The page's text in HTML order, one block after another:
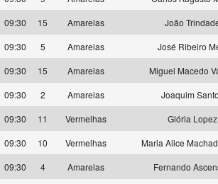
09:30
15 Amarelas
João
09:30
5 Amarelas
José Ribeiro
09:30
15 Amarelas
Miguel Macedo
09:30
2 Amarelas
Joaquim
09:30
11 Vermelhas
Glória Lopez
09:30
10 Vermelhas
Maria Alice
09:30
4 Amarelas
Fernando